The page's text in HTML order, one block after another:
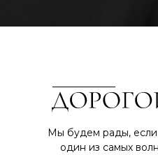
Мы будем рады,
один из самых